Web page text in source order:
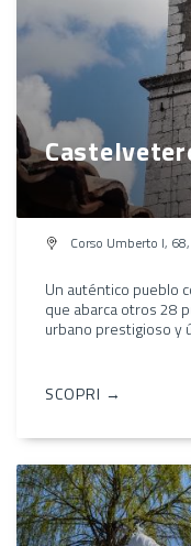
Corso Umberto I,
Un auténtico pueblo
que abarca otros 28
urbano prestigioso y
SCOPRI →